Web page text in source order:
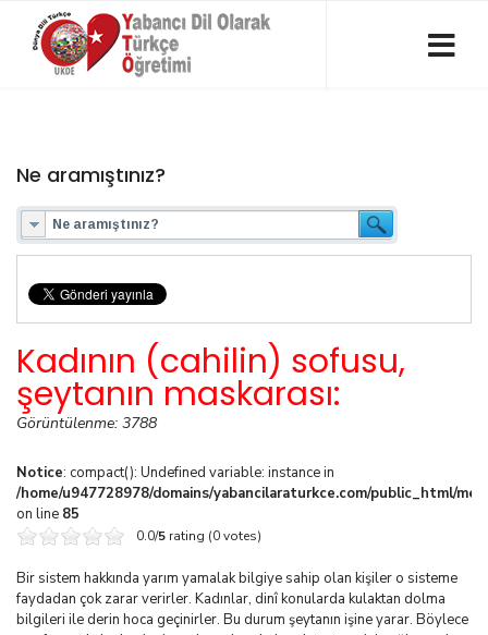
Ne aramıştınız?
Kadının (cahilin) sofusu,
şeytanın maskarası:
Görüntülenme: 3788
Notice: compact(): Undefined variable: instance in
/home/u947728978/domains/yabancilaraturkce.com/public_html/
on line 85
0.0/5 rating (0 votes)
Bir sistem hakkında yarım yamalak bilgiye sahip olan kişiler o sisteme
faydadan çok zarar verirler. Kadınlar, dinî konularda kulaktan dolma
bilgileri ile derin hoca geçinirler. Bu durum şeytanın işine yarar. Böylece